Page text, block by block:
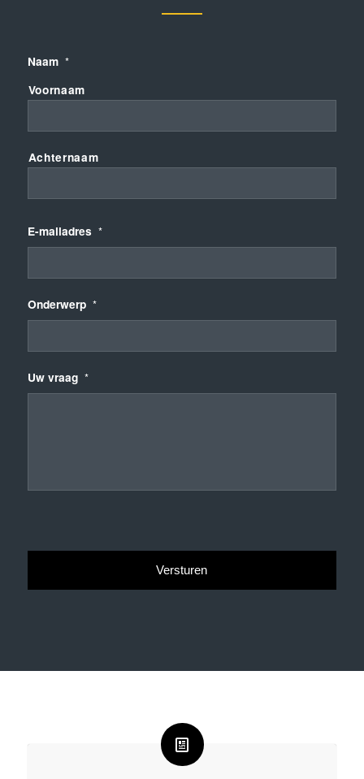
Naam *
Voornaam
Achternaam
E-mailadres *
Onderwerp *
Uw vraag *